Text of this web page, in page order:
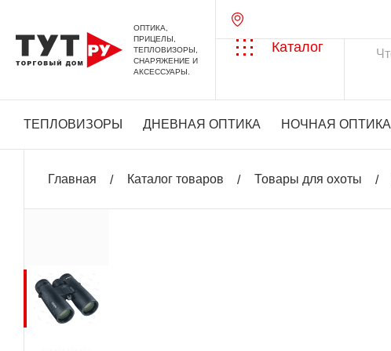
ОПТИКА,
ПРИЦЕЛЫ,
ТЕПЛОВИЗОРЫ,
СНАРЯЖЕНИЕ И
АКСЕССУАРЫ.
Каталог
ТЕПЛОВИЗОРЫ ДНЕВНАЯ ОПТИКА НОЧНАЯ ОПТИКА
Главная Каталог товаров Товары для охоты